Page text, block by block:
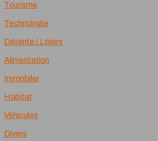
Tourisme
Technologie
Détente / Loisirs
Alimentation
Immobiler
Habitat
Véhicules
Divers